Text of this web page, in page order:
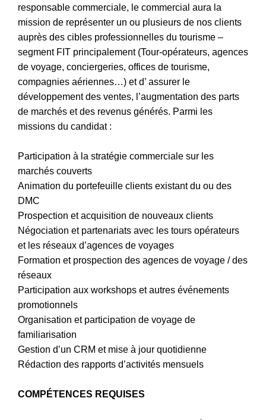
responsable commerciale, le commercial aura la
mission de représenter un ou plusieurs de nos clients
auprès des cibles professionnelles du tourisme –
segment FIT principalement (Tour-opérateurs, agences
de voyage, conciergeries, offices de tourisme,
compagnies aériennes…) et d’ assurer le
développement des ventes, l’augmentation des parts
de marchés et des revenus générés. Parmi les
missions du candidat :
Participation à la stratégie commerciale sur les
marchés couverts
Animation du portefeuille clients existant du ou des
DMC
Prospection et acquisition de nouveaux clients
Négociation et partenariats avec les tours opérateurs
et les réseaux d’agences de voyages
Formation et prospection des agences de voyage / des
réseaux
Participation aux workshops et autres événements
promotionnels
Organisation et participation de voyage de
familiarisation
Gestion d’un CRM et mise à jour quotidienne
Rédaction des rapports d’activités mensuels
COMPÉTENCES REQUISES